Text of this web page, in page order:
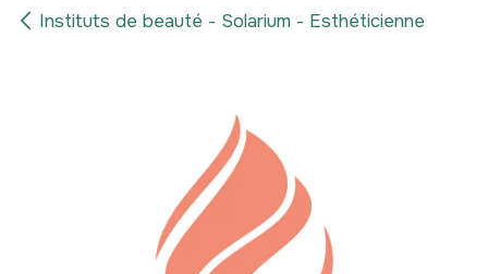
Instituts de beauté - Solarium - Esthéticienne